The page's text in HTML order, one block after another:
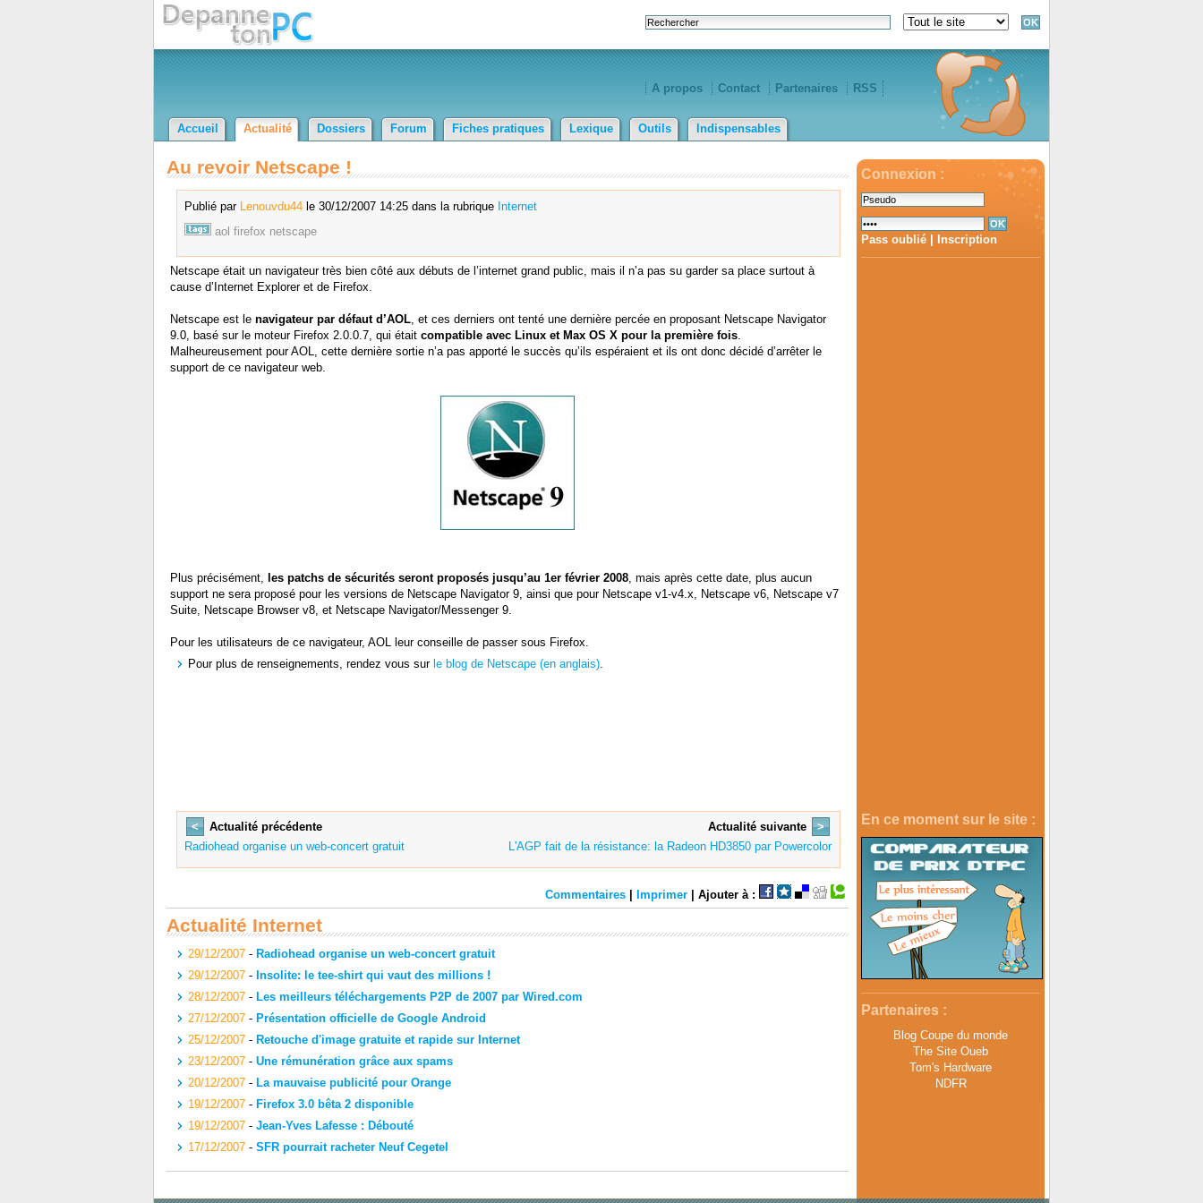
A propos Contact Partenaires RSS
Accueil Actualité Dossiers Forum Fiches pratiques Lexique Outils Indispensables
Connexion :
Pass oublié Inscription
En ce moment sur le site :
Partenaires :
Blog Coupe du monde
The Site Oueb
Tom's Hardware
NDFR
Au revoir Netscape !
Publié par Lenouvdu44le 30/12/2007 14:25 dans la rubrique Internet
aol firefox netscape
Netscape était un navigateur très bien côté aux débuts de l’internet grand public, mais il n’a pas su garder sa place surtout à
cause d’Internet Explorer et de Firefox.
Netscape est le navigateur par défaut d’AOL, et ces derniers ont tenté une dernière percée en proposant Netscape Navigator
9.0, basé sur le moteur Firefox 2.0.0.7, qui était compatible avec Linux et Max OS X pour la première fois.
Malheureusement pour AOL, cette dernière sortie n’a pas apporté le succès qu’ils espéraient et ils ont donc décidé d’arrêter le
support de ce navigateur web.
Plus précisément, les patchs de sécurités seront proposés jusqu’au 1er février 2008, mais après cette date, plus aucun
support ne sera proposé pour les versions de Netscape Navigator 9, ainsi que pour Netscape v1-v4.x, Netscape v6, Netscape v7
Suite, Netscape Browser v8, et Netscape Navigator/Messenger 9.
Pour les utilisateurs de ce navigateur, AOL leur conseille de passer sous Firefox.
Pour plus de renseignements, rendez vous sur le blog de Netscape (en anglais).
<
Actualité précédente
Radiohead organise un web-concert gratuit
Actualité suivante
>
L'AGP fait de la résistance: la Radeon HD3850 par Powercolor
Commentaires |Imprimer | Ajouter à :
Actualité Internet
29/12/2007- Radiohead organise un web-concert gratuit
29/12/2007- Insolite: le tee-shirt qui vaut des millions !
28/12/2007- Les meilleurs téléchargements P2P de 2007 par Wired.com
27/12/2007- Présentation officielle de Google Android
25/12/2007- Retouche d'image gratuite et rapide sur Internet
23/12/2007- Une rémunération grâce aux spams
20/12/2007- La mauvaise publicité pour Orange
19/12/2007- Firefox 3.0 bêta 2 disponible
19/12/2007- Jean-Yves Lafesse : Débouté
17/12/2007- SFR pourrait racheter Neuf Cegetel